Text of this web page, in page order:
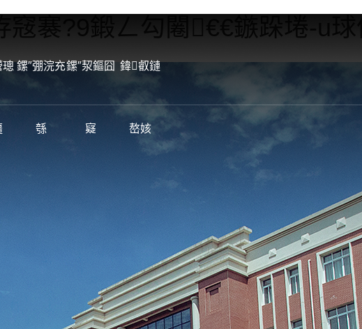
窛褰?9鍛ㄥ勾闂€€鏃跺埢-u球
璁 鏍″弸浣充
綔
鏍″洯鏂囧
寲
鍏叡鏈
嶅姟